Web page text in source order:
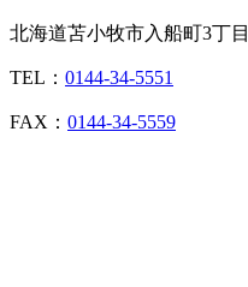
北海道苫小牧市入船町3丁
TEL： 0144-34-5551
FAX： 0144-34-5559